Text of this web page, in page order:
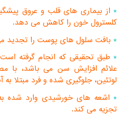
*از بیماری های قلب و عروق
کلسترول خون را کاهش می دهد.
*بافت سلول های پوست را تجدید
*طبق تحقیقی که انجام گرفته
علائم افزایش سن می باشد،
لوتئین، جلوگیری شده و فرد مبتلا
*اشعه های خورشیدی وارد شده
تجزیه می کند.